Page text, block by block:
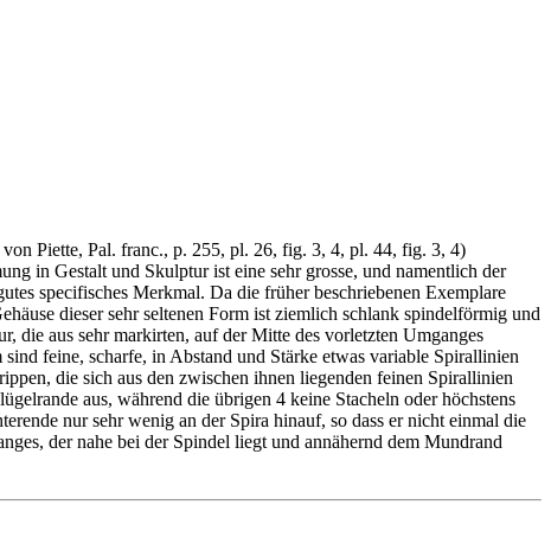
Piette, Pal. franc., p. 255, pl. 26, fig. 3, 4, pl. 44, fig. 3, 4)
in Gestalt und Skulptur ist eine sehr grosse, und namentlich der
specifisches Merkmal. Da die früher beschriebenen Exemplare
dieser sehr seltenen Form ist ziemlich schlank spindelförmig und
die aus sehr markirten, auf der Mitte des vorletzten Umganges
feine, scharfe, in Abstand und Stärke etwas variable Spirallinien
die sich aus den zwischen ihnen liegenden feinen Spirallinien
aus, während die übrigen 4 keine Stacheln oder höchstens
nur sehr wenig an der Spira hinauf, so dass er nicht einmal die
der nahe bei der Spindel liegt und annähernd dem Mundrand